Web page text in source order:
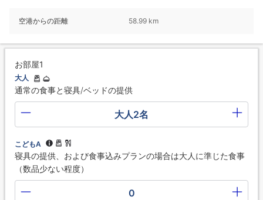
空港からの距離 58.99 km
お部屋1
大人
通常の食事と寝具/ベッドの提供
大人2名
こどもA
寝具の提供、および食事込みプランの場合は大人に準じた食事
（数品少ない程度）
0